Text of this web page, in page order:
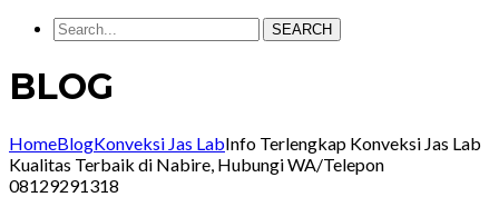
SEARCH
BLOG
HomeBlogKonveksi Jas LabInfo Terlengkap Konveksi Jas Lab
Kualitas Terbaik di Nabire, Hubungi WA/Telepon
08129291318